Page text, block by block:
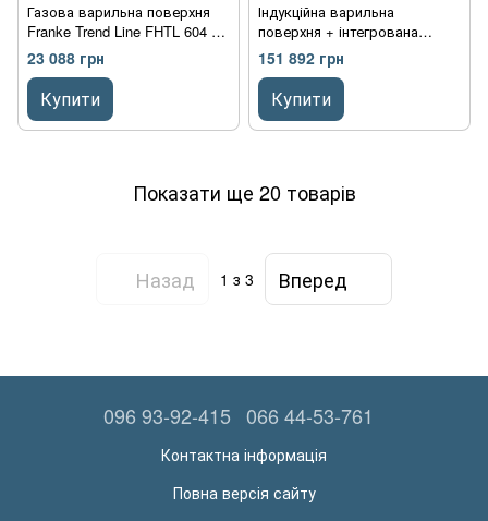
Газова варильна поверхня
Franke Trend Line FHTL 604 3G
TC XS C (106.0183.016)
нержавіюча сталь, 4
конфорки
23 088 грн
Купити
Індукційна варильна
поверхня + інтегрована
витяжка Franke Mythos FMY
839 HI (340.0597.249) чорний
151 892 грн
Купити
Показати ще 20 товарів
Назад 1 з 3 Вперед
096 93-92-415 066 44-53-761
Контактна інформація
Повна версія сайту